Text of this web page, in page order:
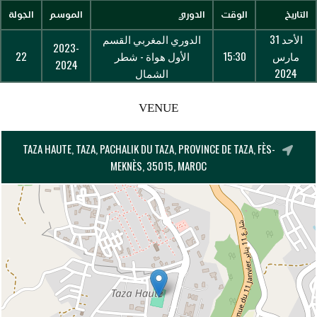
التاريخ الوقت الدوري الموسم الجولة
الأحد 31
مارس
2024
15:30
الدوري المغربي القسم
الأول هواة - شطر
الشمال
2023-
2024
22
VENUE
TAZA HAUTE, TAZA, PACHALIK DU TAZA, PROVINCE DE TAZA, FÈS-
MEKNÈS, 35015, MAROC